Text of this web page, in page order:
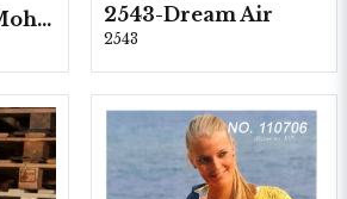
2583- Silk Kid Mohair 2543-Dream Air
2543